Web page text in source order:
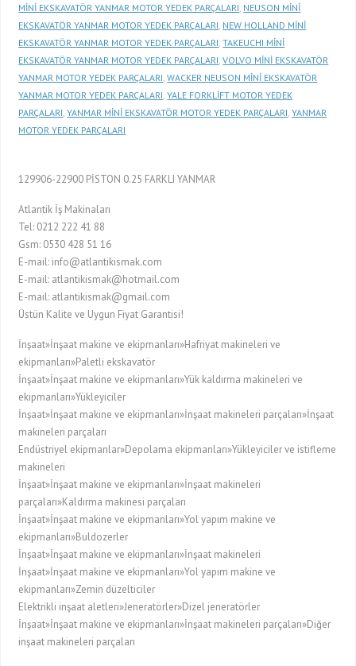
MİNİ EKSKAVATÖR YANMAR MOTOR YEDEK PARÇALARI NEUSON MİNİ
EKSKAVATÖR YANMAR MOTOR YEDEK PARÇALARI NEW HOLLAND MİNİ
EKSKAVATÖR YANMAR MOTOR YEDEK PARÇALARI ,TAKEUCHI MİNİ
EKSKAVATÖR YANMAR MOTOR YEDEK PARÇALARI ,VOLVO MİNİ EKSKAVATÖR
YANMAR MOTOR YEDEK PARÇALARI ,WACKER NEUSON MİNİ EKSKAVATÖR
YANMAR MOTOR YEDEK PARÇALARI ,YALE FORKLİFT MOTOR YEDEK
PARÇALARI ,YANMAR MİNİ EKSKAVATÖR MOTOR YEDEK PARÇALARI ,YANMAR
MOTOR YEDEK PARÇALARI
129906-22900 PİSTON 0.25 FARKLI YANMAR
Atlantik İş Makinaları
Tel: 0212 222 41 88
Gsm: 0530 428 51 16
E-mail: info@atlantikismak.com
E-mail: atlantikismak@hotmail.com
E-mail: atlantikismak@gmail.com
Üstün Kalite ve Uygun Fiyat Garantisi!
İnşaat»İnşaat makine ve ekipmanları»Hafriyat makineleri ve
ekipmanları»Paletli ekskavatör
İnşaat»İnşaat makine ve ekipmanları»Yük kaldırma makineleri ve
ekipmanları»Yükleyiciler
İnşaat»İnşaat makine ve ekipmanları»İnşaat makineleri parçaları»İnşaat
makineleri parçaları
Endüstriyel ekipmanlar»Depolama ekipmanları»Yükleyiciler ve istifleme
makineleri
İnşaat»İnşaat makine ve ekipmanları»İnşaat makineleri
parçaları»Kaldırma makinesi parçaları
İnşaat»İnşaat makine ve ekipmanları»Yol yapım makine ve
ekipmanları»Buldozerler
İnşaat»İnşaat makine ve ekipmanları»İnşaat makineleri
İnşaat»İnşaat makine ve ekipmanları»Yol yapım makine ve
ekipmanları»Zemin düzelticiler
Elektrikli inşaat aletleri»Jeneratörler»Dizel jeneratörler
İnşaat»İnşaat makine ve ekipmanları»İnşaat makineleri parçaları»Diğer
inşaat makineleri parçaları